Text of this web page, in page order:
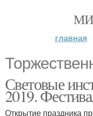
главная
Световые
2019.
Открытие праздника